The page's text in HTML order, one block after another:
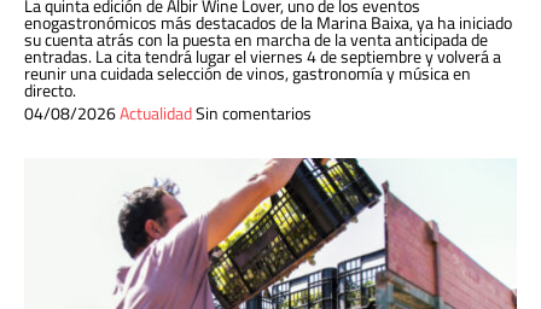
La quinta edición de Albir Wine Lover, uno de los eventos
enogastronómicos más destacados de la Marina Baixa, ya ha iniciado
su cuenta atrás con la puesta en marcha de la venta anticipada de
entradas. La cita tendrá lugar el viernes 4 de septiembre y volverá a
reunir una cuidada selección de vinos, gastronomía y música en
directo.
04/08/2026ActualidadSin comentarios